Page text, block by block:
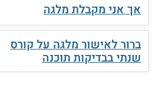
אך אני מקבלת מלגה
ברור לאישור מלגה על קורס
שנתי בבדיקות תוכנה